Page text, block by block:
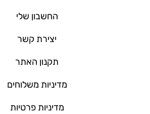
החשבון שלי
יצירת קשר
תקנון האתר
מדיניות משלוחים
מדיניות פרטיות